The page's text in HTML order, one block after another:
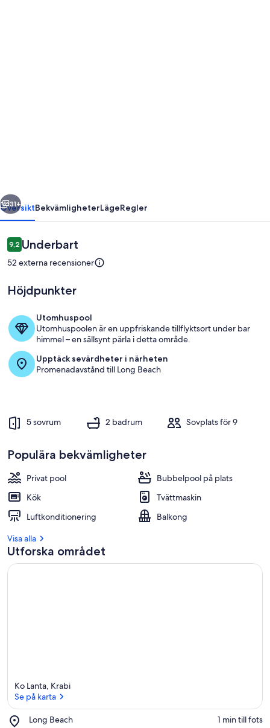
Pool
Nästa
31+
ÖversiktBekvämligheterLägeRegler
Recensioner
9,29,2 av 10,
Underbart
52 externa recensioner
Höjdpunkter
Utomhuspool
Utomhuspoolen är en uppfriskande tillflyktsort under bar
himmel – en sällsynt pärla i detta område.
Upptäck sevärdheter i närheten
Promenadavstånd till Long Beach
5 sovrum 2 badrum Sovplats för 9
Populära bekvämligheter
Privat pool
Bubbelpool på plats
Kök
Tvättmaskin
Luftkonditionering
Balkong
Visa alla
Utforska området
Ko Lanta, Krabi
Se på karta
Long Beach
Place,
‪1 min till fots‬